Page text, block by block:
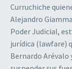
Curruchiche
Alejandro
Poder Judicial,
jurídica (lawfare)
Bernardo Arévalo